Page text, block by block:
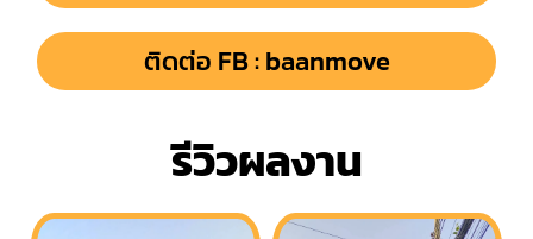
ติดต่อ FB : baanmove
รีวิวผลงาน